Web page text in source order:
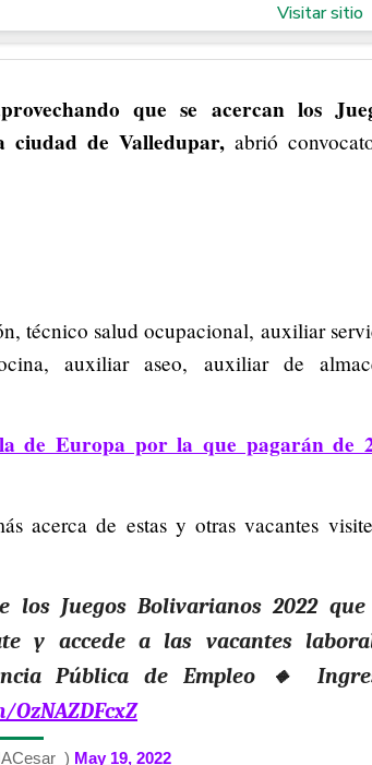
Visitar sitio
que se acercan los
ciudad de Valledupar,abrió
técnico salud ocupacional, auxiliar
auxiliar aseo, auxiliar de
de Europa por la que pagarán de
acerca de estas y otras vacantes
los Juegos Bolivarianos 2022 que
y accede a las vacantes
Pública de Empleo 🔸
May 19, 2022